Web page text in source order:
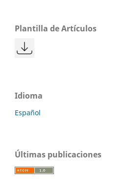
Plantilla de Artículos
Idioma
Español
Últimas publicaciones